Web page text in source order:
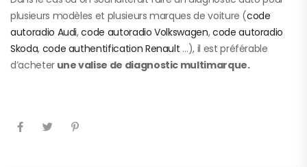
plusieurs modèles et plusieurs marques de voiture (code
autoradio Audi,code autoradio Volkswagen,code autoradio
Skoda, code authentification Renault …), il est préférable
d’acheterune valise de diagnostic multimarque.